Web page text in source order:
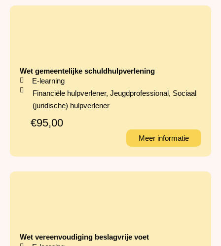
Wet gemeentelijke schuldhulpverlening
E-learning
Financiële hulpverlener, Jeugdprofessional, Sociaal
(juridische) hulpverlener
€95,00
Meer informatie
Wet vereenvoudiging beslagvrije voet